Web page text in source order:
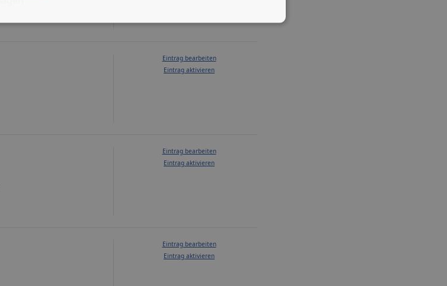
Eintrag bearbeiten
Eintrag aktivieren
Eintrag bearbeiten
Eintrag aktivieren
Eintrag bearbeiten
Eintrag aktivieren